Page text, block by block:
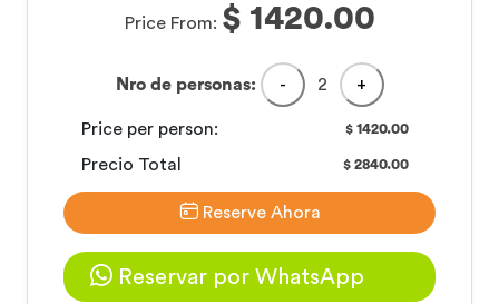
Price From: $ 1420.00
Nro de personas: - 2 +
Price per person: $1420.00
Precio Total $2840.00
Reserve Ahora
Reservar por WhatsApp